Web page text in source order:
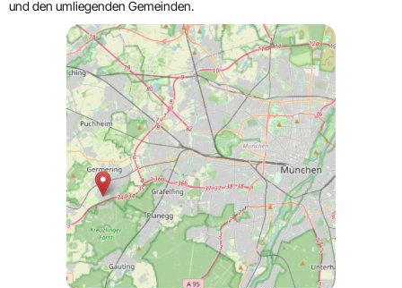
und den umliegenden Gemeinden.